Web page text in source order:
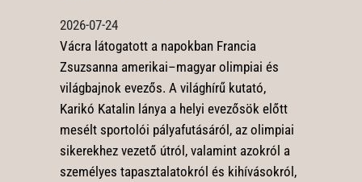
2026-07-24
Vácra látogatott a napokban Francia
Zsuzsanna amerikai–magyar olimpiai és
világbajnok evezős. A világhírű kutató,
Karikó Katalin lánya a helyi evezősök előtt
mesélt sportolói pályafutásáról, az olimpiai
sikerekhez vezető útról, valamint azokról a
személyes tapasztalatokról és kihívásokról,